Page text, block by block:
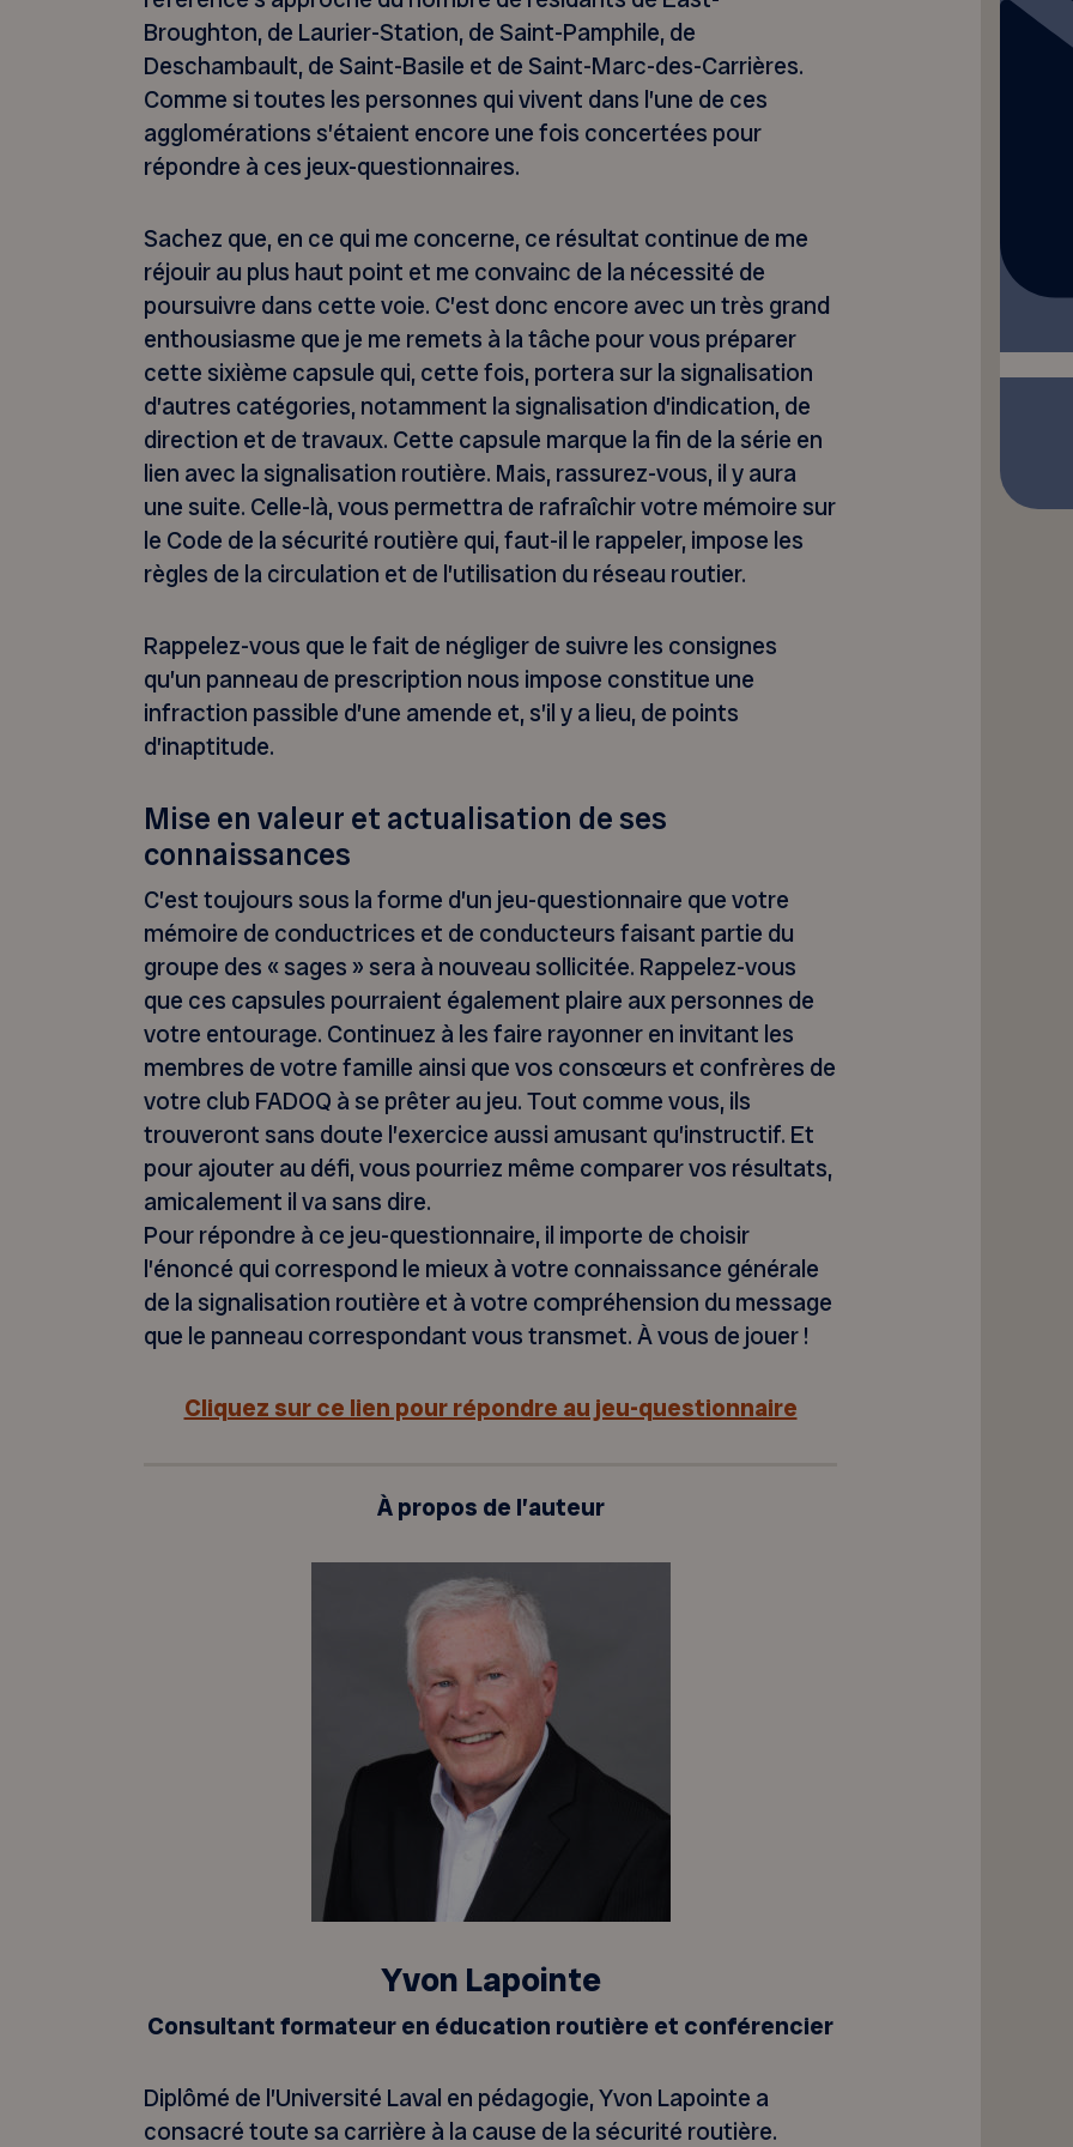
Broughton, de Laurier-Station, de Saint-Pamphile, de
Deschambault, de Saint-Basile et de Saint-Marc-des-Carrières.
Comme si toutes les personnes qui vivent dans l’une de ces
agglomérations s’étaient encore une fois concertées pour
répondre à ces jeux-questionnaires.
Sachez que, en ce qui me concerne, ce résultat continue de me
réjouir au plus haut point et me convainc de la nécessité de
poursuivre dans cette voie. C’est donc encore avec un très grand
enthousiasme que je me remets à la tâche pour vous préparer
cette sixième capsule qui, cette fois, portera sur la signalisation
d’autres catégories, notamment la signalisation d’indication, de
direction et de travaux. Cette capsule marque la fin de la série en
lien avec la signalisation routière. Mais, rassurez-vous, il y aura
une suite. Celle-là, vous permettra de rafraîchir votre mémoire sur
le Code de la sécurité routière qui, faut-il le rappeler, impose les
règles de la circulation et de l’utilisation du réseau routier.
Rappelez-vous que le fait de négliger de suivre les consignes
qu’un panneau de prescription nous impose constitue une
infraction passible d’une amende et, s’il y a lieu, de points
d’inaptitude.
Mise en valeur et actualisation de ses
connaissances
C’est toujours sous la forme d’un jeu-questionnaire que votre
mémoire de conductrices et de conducteurs faisant partie du
groupe des « sages » sera à nouveau sollicitée. Rappelez-vous
que ces capsules pourraient également plaire aux personnes de
votre entourage. Continuez à les faire rayonner en invitant les
membres de votre famille ainsi que vos consœurs et confrères de
votre club FADOQ à se prêter au jeu. Tout comme vous, ils
trouveront sans doute l’exercice aussi amusant qu’instructif. Et
pour ajouter au défi, vous pourriez même comparer vos résultats,
amicalement il va sans dire.
Pour répondre à ce jeu-questionnaire, il importe de choisir
l’énoncé qui correspond le mieux à votre connaissance générale
de la signalisation routière et à votre compréhension du message
que le panneau correspondant vous transmet. À vous de jouer !
Cliquez sur ce lien pour répondre au jeu-questionnaire
À propos de l’auteur
Yvon Lapointe
Consultant formateur en éducation routière et conférencier
Diplômé de l’Université Laval en pédagogie, Yvon Lapointe a
consacré toute sa carrière à la cause de la sécurité routière.